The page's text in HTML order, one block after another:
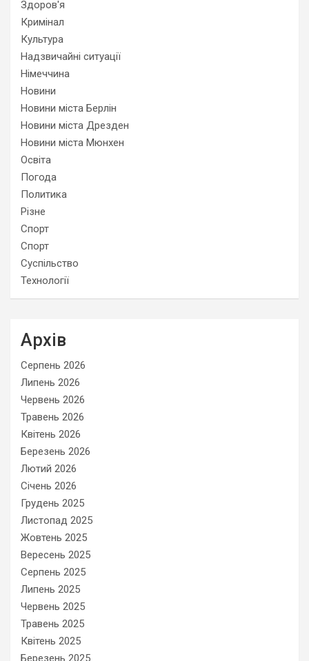
Здоров'я
Кримінал
Культура
Надзвичайні ситуації
Німеччина
Новини
Новини міста Берлін
Новини міста Дрезден
Новини міста Мюнхен
Освіта
Погода
Политика
Різне
Спорт
Спорт
Суспільство
Технології
Архів
Серпень 2026
Липень 2026
Червень 2026
Травень 2026
Квітень 2026
Березень 2026
Лютий 2026
Січень 2026
Грудень 2025
Листопад 2025
Жовтень 2025
Вересень 2025
Серпень 2025
Липень 2025
Червень 2025
Травень 2025
Квітень 2025
Березень 2025